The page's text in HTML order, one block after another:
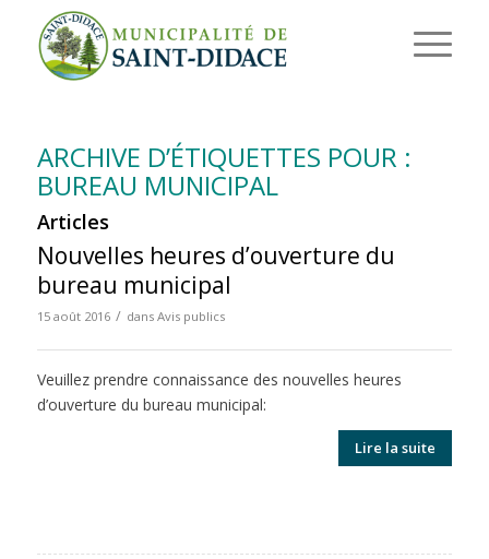
ARCHIVE D’ÉTIQUETTES POUR :
BUREAU MUNICIPAL
Articles
Nouvelles heures d’ouverture du
bureau municipal
15 août 2016 / dans Avis publics
Veuillez prendre connaissance des nouvelles heures
d’ouverture du bureau municipal:
Lire la suite